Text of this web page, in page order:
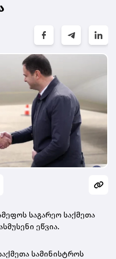
საგარეო საქმეთა
ეწვია.­
სამინისტროს